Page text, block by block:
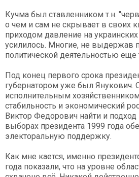
Кучма был ставленником т.н.
о чем и сам не скрывает в своих
приходом давление на
усилилось. Многие, не выдержав
политической деятельностью еще
Под конец первого срока
губернатором уже был Янукович.
исполнительным
стабильность и экономический
Виктор Федорович найти и
выборах президента 1999 года
электоральную поддержку.
Как мне кается, именно
года показали, что на уровне